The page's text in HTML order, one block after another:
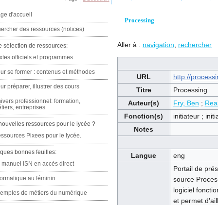
Processing
Aller à : navigation rechercher
URL
http://
Titre
Processing
Auteur(s)
Fry, Ben ;
Fonction(s)
initiateur ;
Notes
Langue eng
Portail de
source
logiciel
et permet
d'accueil
des ressources (notices)
sélection de ressources:
officiels et programmes
se former : contenus et méthodes
préparer, illustrer des cours
professionnel: formation,
entreprises
ressources pour le lycée ?
Pixees pour le lycée.
bonnes feuilles:
manuel ISN en accès direct
au féminin
de métiers du numérique